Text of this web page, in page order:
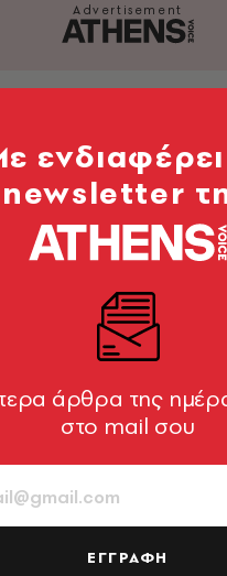
16 στέκια στην πόλη
παράδεισος του
αλλά και φοβερές
τέλεια όλα τους
newsletter
άρθρα της
στο mail σου
ΕΓΓΡΑΦΗ